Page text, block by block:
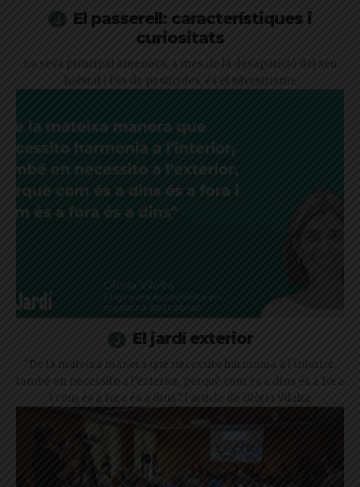
El passerell: característiques i
curiositats
La seva principal amenaça, a més de la desaparició del seu
hàbitat i l'ús de pesticides, és el silvestrisme
El jardí exterior
"De la mateixa manera que necessito harmonia a l’interior,
també en necessito a l’exterior, perquè com és a dins és a fora
i com és a fora és a dins": l'article de Glòria Vilalta